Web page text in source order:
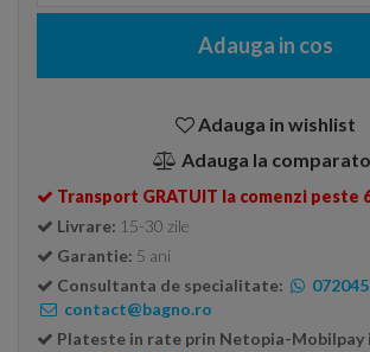
Adauga in cos
Adauga in wishlist
Adauga la
Transport GRATUIT la comenzi peste
Livrare: 15-30 zile
Garantie: 5 ani
Consultanta de specialitate:
contact@bagno.ro
Plateste in rate prin Netopia-Mobilpay